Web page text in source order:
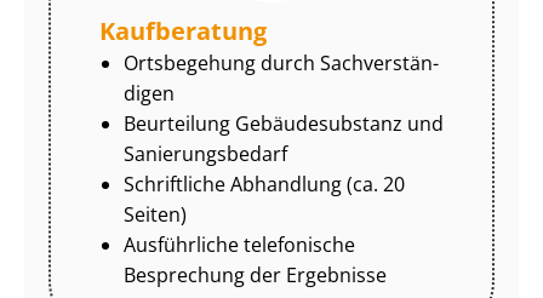
Kaufberatung
Ortsbegehung durch Sach­ver­stän­
di­gen
Beurteilung Gebäudesubstanz und
Sa­nie­rungs­be­darf
Schriftliche Abhandlung (ca. 20
Seiten)
Ausführliche telefonische
Besprechung der Ergebnisse